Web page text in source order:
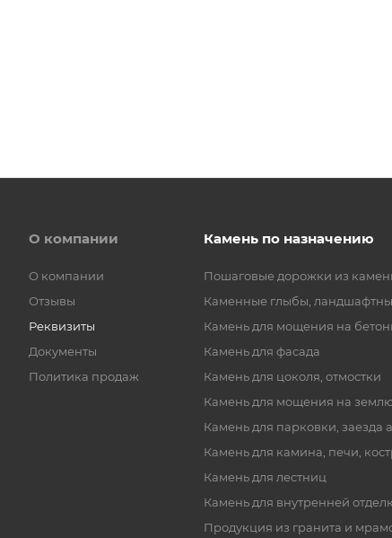
О компании
О компании
Отзывы
Реквизиты
Документы
Политика продаж
Камень по назначению
Пошаговые дорожки из
Каменные глыбы,
Камень для мощения на
Камень для фасада
Камень для цоколя, отмостки
Камень для мощения на
Камень для парковки, заезда
Камень для камина, печи,
Камень для лестниц
Камень для внутренней
Продукция из гранита и